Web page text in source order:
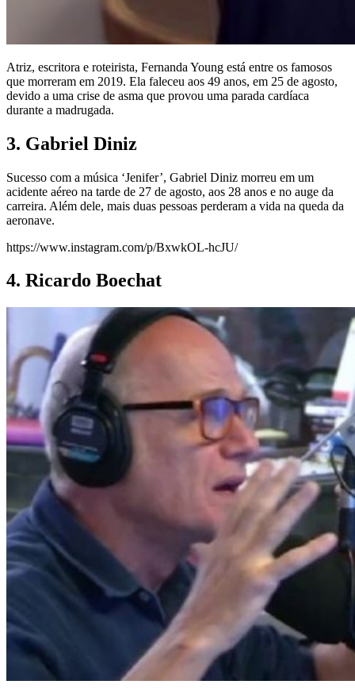
Atriz, escritora e roteirista, Fernanda Young está entre os famosos
que morreram em 2019. Ela faleceu aos 49 anos, em 25 de agosto,
devido a uma crise de asma que provou uma parada cardíaca
durante a madrugada.
3. Gabriel Diniz
Sucesso com a música ‘Jenifer’, Gabriel Diniz morreu em um
acidente aéreo na tarde de 27 de agosto, aos 28 anos e no auge da
carreira. Além dele, mais duas pessoas perderam a vida na queda da
aeronave.
https://www.instagram.com/p/BxwkOL-hcJU/
4. Ricardo Boechat